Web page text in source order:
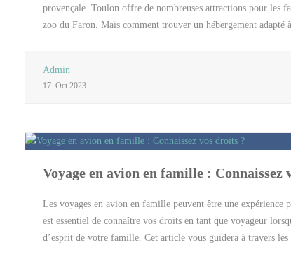
provençale. Toulon offre de nombreuses attractions pour les
zoo du Faron. Mais comment trouver un hébergement
bureau et d’une salle de bain privative. L’hôtel dispose
Admin
17. Oct 2023
Voyage en avion en famille : Connaissez
Les voyages en avion en famille peuvent être une expérience
est essentiel de connaître vos droits en tant que voyageur
d’esprit de votre famille. Cet article vous guidera à travers les